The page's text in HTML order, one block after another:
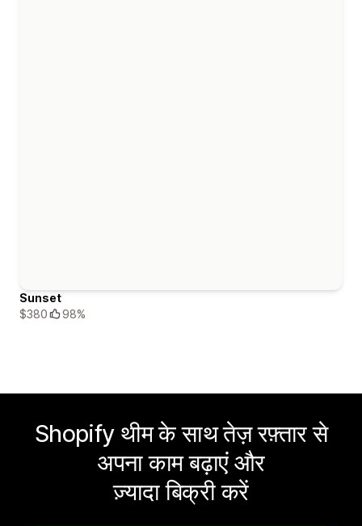
Sunset
$380
98%
Shopify थीम के साथ तेज़ रफ़्तार से
अपना काम बढ़ाएं और
ज़्यादा बिक्री करें